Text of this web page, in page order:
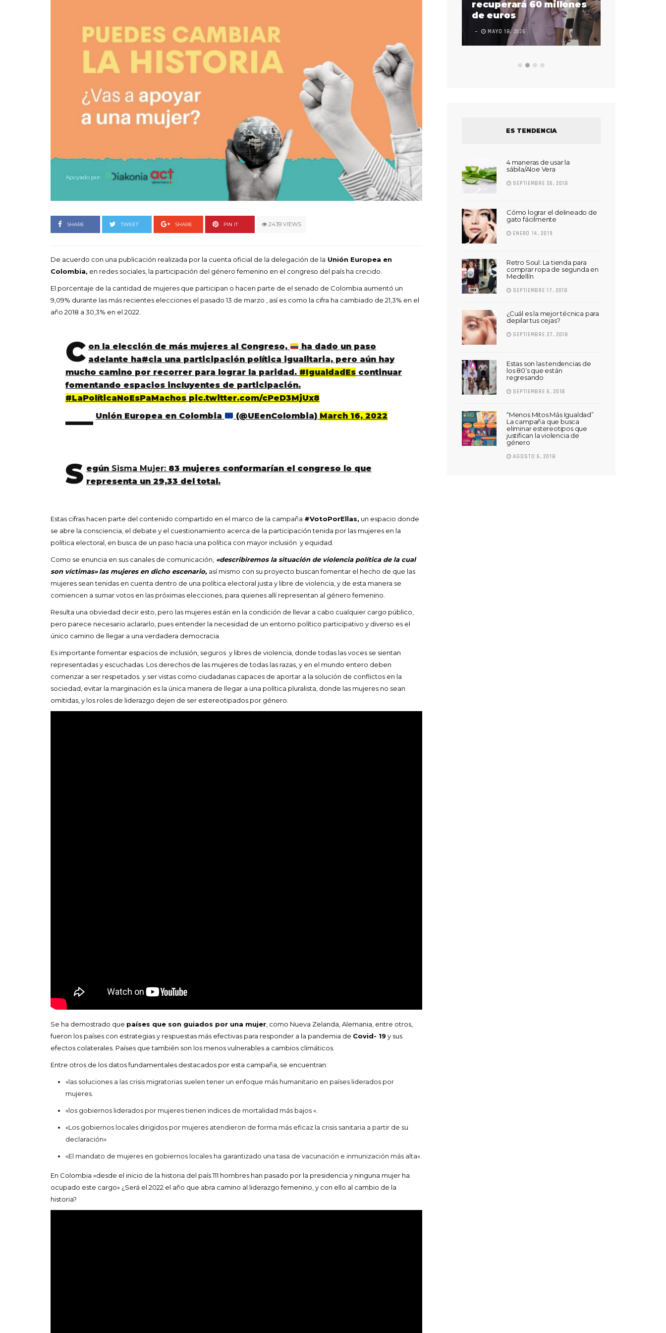
SHARE TWEET SHARE PIN IT 2439 VIEWS
De acuerdo con una publicación realizada por la cuenta oficial de la delegación de la Unión Europea en
Colombia, en redes sociales, la participación del género femenino en el congreso del país ha crecido.
El porcentaje de la cantidad de mujeres que participan o hacen parte de el senado de Colombia aumentó un
9,09% durante las más recientes elecciones el pasado 13 de marzo , así es como la cifra ha cambiado de 21,3% en el
año 2018 a 30,3% en el 2022.
C on la elección de más mujeres al Congreso,
ha dado un paso
adelante ha#cia una participación política igualitaria, pero aún hay
mucho camino por recorrer para lograr la paridad. #IgualdadEs continuar
fomentando espacios incluyentes de participación.
#LaPolíticaNoEsPaMachos pic.twitter.com/cPeD3MjUx8
— Unión Europea en Colombia (@UEenColombia) March 16, 2022
S egún Sisma Mujer: 83 mujeres conformarían el congreso lo que
representa un 29,33 del total.
Estas cifras hacen parte del contenido compartido en el marco de la campaña #VotoPorEllas, un espacio donde
se abre la consciencia, el debate y el cuestionamiento acerca de la participación tenida por las mujeres en la
política electoral, en busca de un paso hacia una política con mayor inclusión y equidad.
Como se enuncia en sus canales de comunicación, «describiremos la situación de violencia política de la cual
son víctimas» las mujeres en dicho escenario, así mismo con su proyecto buscan fomentar el hecho de que las
mujeres sean tenidas en cuenta dentro de una política electoral justa y libre de violencia, y de esta manera se
comiencen a sumar votos en las próximas elecciones, para quienes allí representan al género femenino.
Resulta una obviedad decir esto, pero las mujeres están en la condición de llevar a cabo cualquier cargo público,
pero parece necesario aclararlo, pues entender la necesidad de un entorno político participativo y diverso es el
único camino de llegar a una verdadera democracia.
Es importante fomentar espacios de inclusión, seguros y libres de violencia, donde todas las voces se sientan
representadas y escuchadas. Los derechos de las mujeres de todas las razas, y en el mundo entero deben
comenzar a ser respetados. y ser vistas como ciudadanas capaces de aportar a la solución de conflictos en la
sociedad, evitar la marginación es la única manera de llegar a una política pluralista, donde las mujeres no sean
omitidas, y los roles de liderazgo dejen de ser estereotipados por género.
Se ha demostrado que países que son guiados por una mujer , como Nueva Zelanda, Alemania, entre otros,
fueron los países con estrategias y respuestas más efectivas para responder a la pandemia de Covid- 19 y sus
efectos colaterales. Países que también son los menos vulnerables a cambios climáticos.
Entre otros de los datos fundamentales destacados por esta campaña, se encuentran:
«las soluciones a las crisis migratorias suelen tener un enfoque más humanitario en países liderados por
mujeres.
«los gobiernos liderados por mujeres tienen indices de mortalidad más bajos «.
«Los gobiernos locales dirigidos por mujeres atendieron de forma más eficaz la crisis sanitaria a partir de su
declaración»
«El mandato de mujeres en gobiernos locales ha garantizado una tasa de vacunación e inmunización más alta».
En Colombia «desde el inicio de la historia del país 111 hombres han pasado por la presidencia y ninguna mujer ha
ocupado este cargo» ¿Será el 2022 el año que abra camino al liderazgo femenino, y con ello al cambio de la
historia?
LEAVE A COMMENT FEBRERO 16, 2023
recuperará 60 millones
de euros
MAYO 18, 2026
ES TENDENCIA
4 maneras de usar la
sábila/Aloe Vera
SEPTIEMBRE 26, 2018
Cómo lograr el delineado de
gato fácilmente
ENERO 14, 2019
Retro Soul: La tienda para
comprar ropa de segunda en
Medellín
SEPTIEMBRE 17, 2018
¿Cuál es la mejor técnica para
depilar tus cejas?
SEPTIEMBRE 27, 2018
Estas son las tendencias de
los 80’s que están
regresando
SEPTIEMBRE 6, 2018
“Menos Mitos Más Igualdad”
La campaña que busca
eliminar estereotipos que
justifican la violencia de
género
AGOSTO 6, 2018